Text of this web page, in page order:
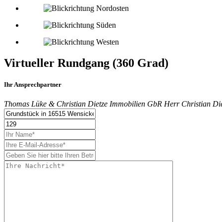
Virtueller Rundgang (360 Grad)
Ihr Ansprechpartner
Thomas Lüke & Christian Dietze Immobilien GbR Herr Christian